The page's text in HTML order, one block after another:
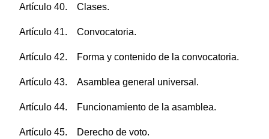
Artículo 40. Clases.
Artículo 41. Convocatoria.
Artículo 42. Forma y contenido de la convocatoria.
Artículo 43. Asamblea general universal.
Artículo 44. Funcionamiento de la asamblea.
Artículo 45. Derecho de voto.